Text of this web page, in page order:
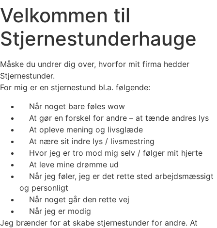
Velkommen til
Stjernestunderhauge
Måske du undrer dig over, hvorfor mit firma hedder
Stjernestunder.
For mig er en stjernestund bl.a. følgende:
Når noget bare føles wow
At gør en forskel for andre – at tænde andres lys
At opleve mening og livsglæde
At nære sit indre lys / livsmestring
Hvor jeg er tro mod mig selv / følger mit hjerte
At leve mine drømme ud
Når jeg føler, jeg er det rette sted arbejdsmæssigt
og personligt
Når noget går den rette vej
Når jeg er modig
Jeg brænder for at skabe stjernestunder for andre. At